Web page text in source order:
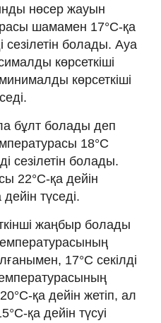
нөсер жауын
шамамен 17°C-қа
сезілетін болады. Ауа
көрсеткіші
көрсеткіші
бұлт болады деп
18°C
сезілетін болады.
22°C-қа дейін
түседі.
жаңбыр болады
17°C секілді
қа дейін жетіп, ал
қа дейін түсуі